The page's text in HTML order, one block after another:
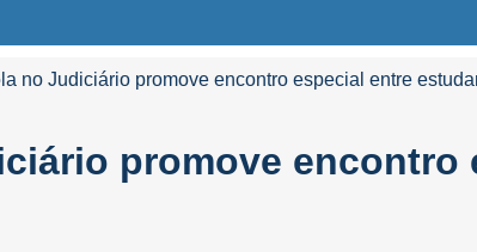
no Judiciário promove encontro especial entre
promove encontro